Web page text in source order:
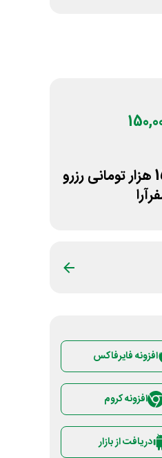
کد تخفیف 150 هزار تومانی رزرو
افزونه فایرفاکس
افزونه کروم
دریافت از بازار